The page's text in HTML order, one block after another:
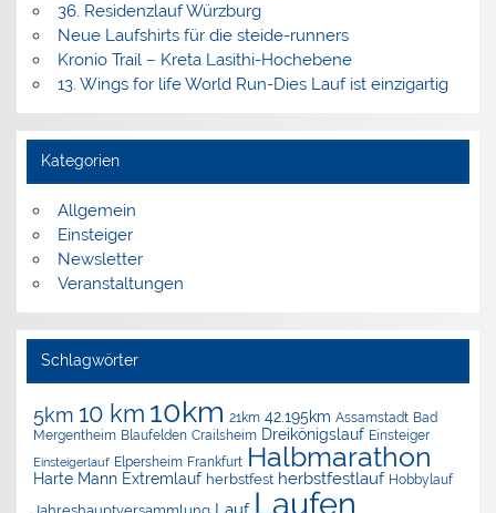
36. Residenzlauf Würzburg
Neue Laufshirts für die steide-runners
Kronio Trail – Kreta Lasithi-Hochebene
13. Wings for life World Run-Dies Lauf ist einzigartig
Kategorien
Allgemein
Einsteiger
Newsletter
Veranstaltungen
Schlagwörter
5km 10 km 10km 21km 42.195km Assamstadt Bad
Mergentheim Blaufelden Crailsheim Dreikönigslauf Einsteiger
Einsteigerlauf Elpersheim Frankfurt Halbmarathon
Harte Mann Extremlauf herbstfest herbstfestlauf Hobbylauf
Laufen